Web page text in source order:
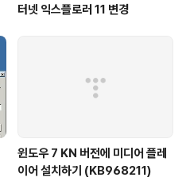
터넷 익스플로러 11 변경
윈도우 7 KN 버전에 미디어 플레
이어 설치하기 (KB968211)